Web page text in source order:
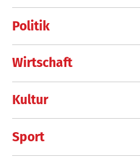
Politik
Wirtschaft
Kultur
Sport